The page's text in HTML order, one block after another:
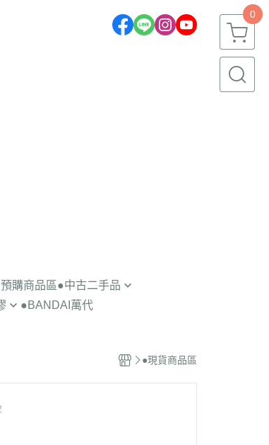
0
購商品區●中古二手品
庫柏力克 / KUBRICK
機器人系列
●BANDAI萬代
●現貨商品區